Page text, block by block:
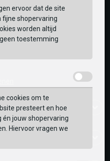
ervoor dat de site
fijne shopervaring
worden altijd
toestemming
cookies om te
presteert en hoe
jouw shopervaring
Hiervoor vragen we